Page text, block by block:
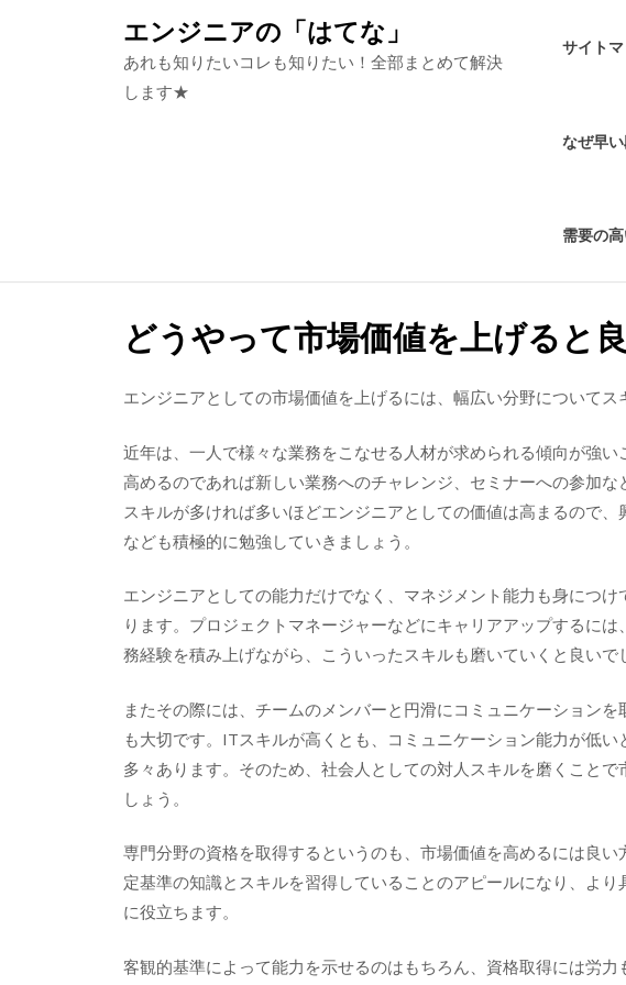
エンジニアの「はてな」
あれも知りたいコレも知りたい！全部まとめて解決
します★
サイト
なぜ早
需要の
どうやって市場価値を上げると
エンジニアとしての市場価値を上げるには、幅広い分野についてス
近年は、一人で様々な業務をこなせる人材が求められる傾向が強
高めるのであれば新しい業務へのチャレンジ、セミナーへの参加
スキルが多ければ多いほどエンジニアとしての価値は高まるので
なども積極的に勉強していきましょう。
エンジニアとしての能力だけでなく、マネジメント能力も身につ
ります。プロジェクトマネージャーなどにキャリアアップするに
務経験を積み上げながら、こういったスキルも磨いていくと良いで
またその際には、チームのメンバーと円滑にコミュニケーション
も大切です。ITスキルが高くとも、コミュニケーション能力が低
多々あります。そのため、社会人としての対人スキルを磨くこと
しょう。
専門分野の資格を取得するというのも、市場価値を高めるには良
定基準の知識とスキルを習得していることのアピールになり、よ
に役立ちます。
客観的基準によって能力を示せるのはもちろん、資格取得には労